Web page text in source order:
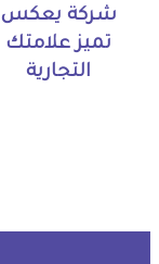
شركة يعكس
تميز علامتك
التجارية